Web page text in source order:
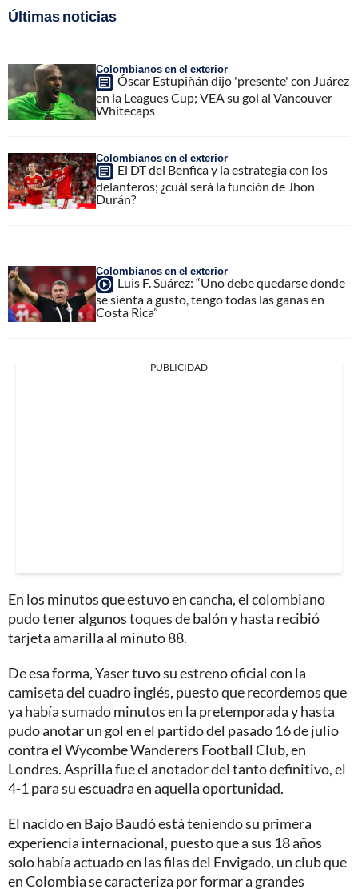
Últimas noticias
Colombianos en el exterior
Óscar Estupiñán dijo 'presente' con Juárez
en la Leagues Cup; VEA su gol al Vancouver
Whitecaps
Colombianos en el exterior
El DT del Benfica y la estrategia con los
delanteros; ¿cuál será la función de Jhon
Durán?
Colombianos en el exterior
Luis F. Suárez: “Uno debe quedarse donde
se sienta a gusto, tengo todas las ganas en
Costa Rica”
PUBLICIDAD
En los minutos que estuvo en cancha, el colombiano
pudo tener algunos toques de balón y hasta recibió
tarjeta amarilla al minuto 88.
De esa forma, Yaser tuvo su estreno oficial con la
camiseta del cuadro inglés, puesto que recordemos que
ya había sumado minutos en la pretemporada y hasta
pudo anotar un gol en el partido del pasado 16 de julio
contra el Wycombe Wanderers Football Club, en
Londres. Asprilla fue el anotador del tanto definitivo, el
4-1 para su escuadra en aquella oportunidad.
El nacido en Bajo Baudó está teniendo su primera
experiencia internacional, puesto que a sus 18 años
solo había actuado en las filas del Envigado, un club que
en Colombia se caracteriza por formar a grandes